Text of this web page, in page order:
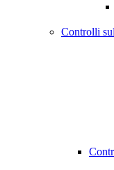
Controlli